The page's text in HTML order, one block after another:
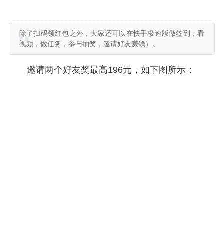
除了扫码领红包之外，大家还可以在快手极速版做签到，看
视频，做任务，参与抽奖，邀请好友赚钱）。
邀请两个好友奖最高196元，如下图所示：